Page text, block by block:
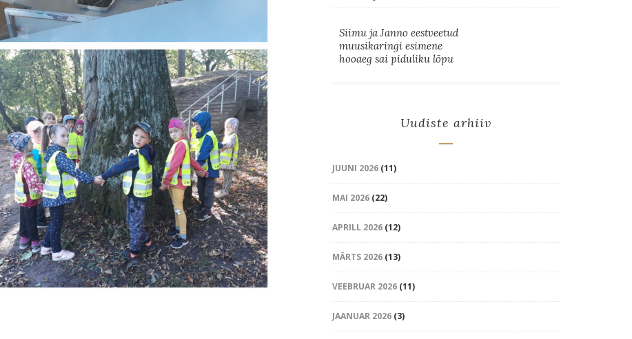
Siimu ja Janno eestveetud
muusikaringi esimene
hooaeg sai piduliku lõpu
Uudiste arhiiv
JUUNI 2026(11)
MAI 2026(22)
APRILL 2026(12)
MÄRTS 2026(13)
VEEBRUAR 2026(11)
JAANUAR 2026(3)